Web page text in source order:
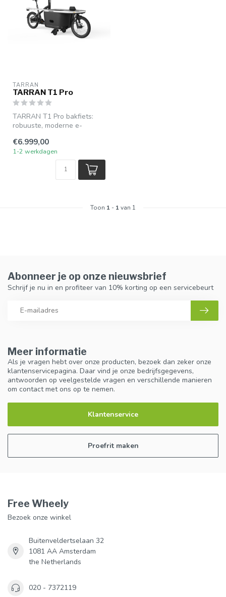
TARRAN
TARRAN T1 Pro
TARRAN T1 Pro bakfiets:
robuuste, moderne e-
elektrische o...
€6.999,00
1-2 werkdagen
Toon 1 - 1van 1
Meer informatie
Als je vragen hebt over onze producten, bezoek dan zeker onze
klantenservicepagina. Daar vind je onze bedrijfsgegevens,
antwoorden op veelgestelde vragen en verschillende manieren
om contact met ons op te nemen.
Klantenservice
Proefrit maken
Abonneer je op onze nieuwsbrief
Schrijf je nu in en profiteer van 10% korting op een servicebeurt
Free Wheely
Bezoek onze winkel
Buitenveldertselaan 32
1081 AA Amsterdam
the Netherlands
020 - 7372119